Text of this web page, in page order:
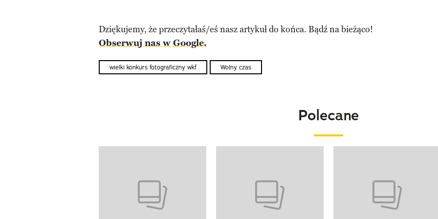
Dziękujemy, że przeczytałaś/eś nasz artykuł do końca. Bądź na bieżąco!
Obserwuj nas w Google.
wielki konkurs fotograficzny wkf Wolny czas
Polecane
previous element